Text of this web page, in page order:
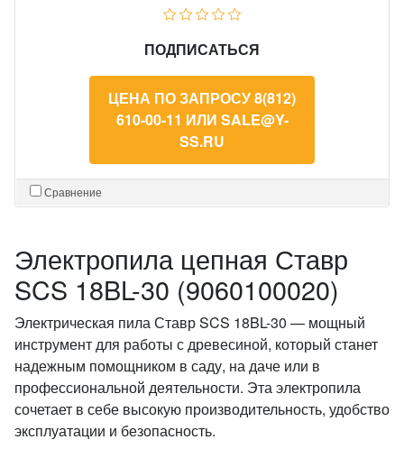
ПОДПИСАТЬСЯ
ЦЕНА ПО ЗАПРОСУ 8(812)
610-00-11 ИЛИ SALE@Y-
SS.RU
Сравнение
Электропила цепная Ставр
SCS 18BL-30 (9060100020)
Электрическая пила Ставр SCS 18BL-30 — мощный
инструмент для работы с древесиной, который станет
надежным помощником в саду, на даче или в
профессиональной деятельности. Эта электропила
сочетает в себе высокую производительность, удобство
эксплуатации и безопасность.